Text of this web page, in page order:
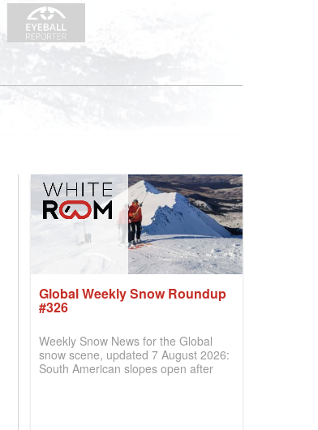
Global Weekly Snow Roundup
#326
Weekly Snow News for the Global
snow scene, updated 7 August 2026:
South American slopes open after